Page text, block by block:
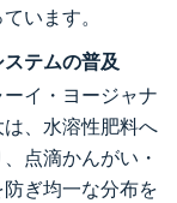
います。
テムの普及
イ・ヨージャナ
、水溶性肥料へ
点滴かんがい・
ぎ均一な分布を